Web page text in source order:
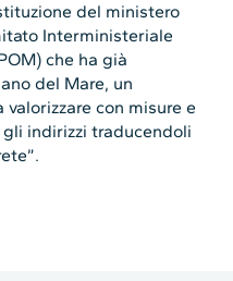
del ministero
Interministeriale
che ha già
del Mare, un
con misure e
indirizzi traducendoli